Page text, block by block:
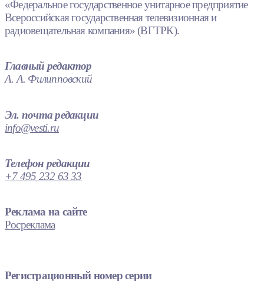
«Федеральное государственное унитарное предприятие
Всероссийская государственная телевизионная и
радиовещательная компания» (ВГТРК).
Главный редактор
А. А. Филипповский
Эл. почта редакции
info@vesti.ru
Телефон редакции
+7 495 232 63 33
Реклама на сайте
Росреклама
Регистрационный номер серии